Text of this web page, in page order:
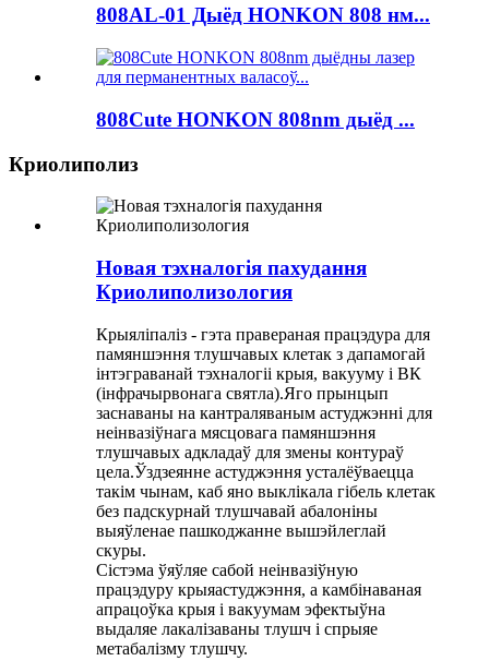
808AL-01 Дыёд HONKON 808 нм...
808Cute HONKON 808nm дыёд ...
Криолиполиз
Новая тэхналогія пахудання
Криолиполизология
Крыяліпаліз - гэта правераная працэдура для
памяншэння тлушчавых клетак з дапамогай
інтэграванай тэхналогіі крыя, вакууму і ВК
(інфрачырвонага святла).Яго прынцып
заснаваны на кантраляваным астуджэнні для
неінвазіўнага мясцовага памяншэння
тлушчавых адкладаў для змены контураў
цела.Ўздзеянне астуджэння усталёўваецца
такім чынам, каб яно выклікала гібель клетак
без падскурнай тлушчавай абалоніны
выяўленае пашкоджанне вышэйлеглай
скуры.
Сістэма ўяўляе сабой неінвазіўную
працэдуру крыяастуджэння, а камбінаваная
апрацоўка крыя і вакуумам эфектыўна
выдаляе лакалізаваны тлушч і спрыяе
метабалізму тлушчу.